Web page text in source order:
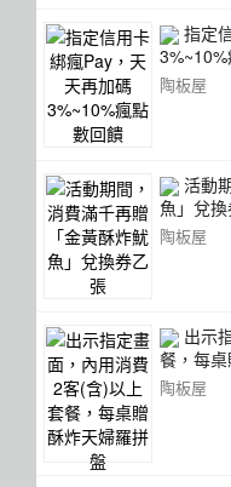
指定
陶板屋
活動
魚」兌
陶板屋
出示
餐，每
陶板屋